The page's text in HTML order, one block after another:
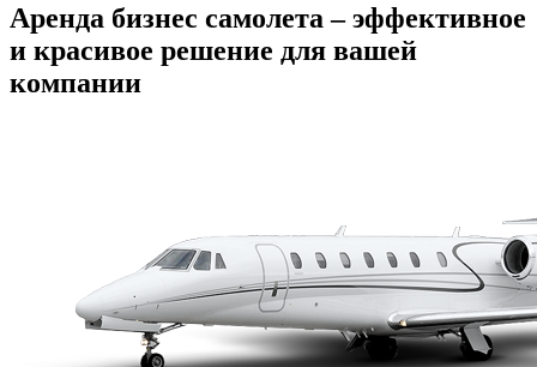
Аренда бизнес самолета – эффективное
и красивое решение для вашей
компании